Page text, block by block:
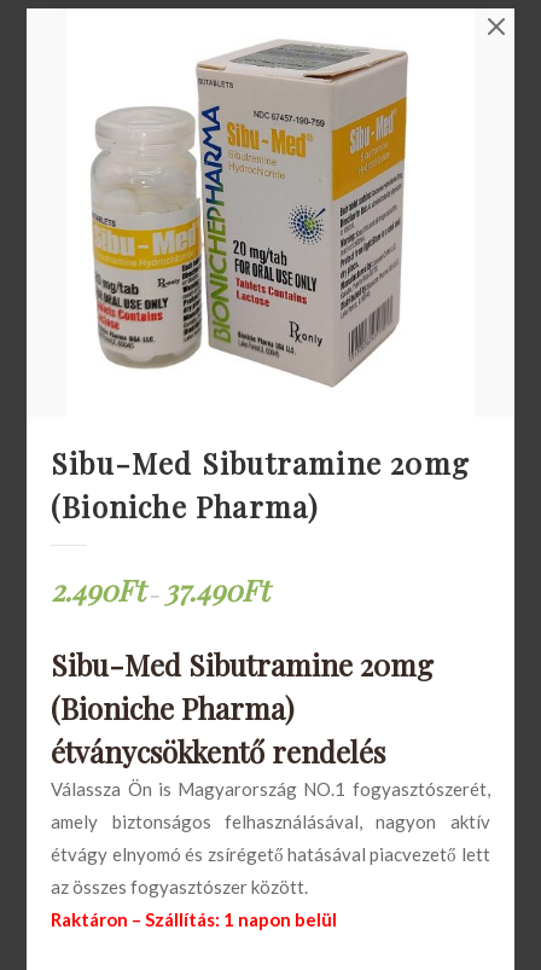
Sibu-Med Sibutramine 20mg
(Bioniche Pharma)
2.490Ft– 37.490Ft
Sibu-Med Sibutramine 20mg
(Bioniche Pharma)
étványcsökkentő rendelés
Válassza Ön is Magyarország NO.1 fogyasztószerét,
amely biztonságos felhasználásával, nagyon aktív
étvágy elnyomó és zsírégető hatásával piacvezető lett
az összes fogyasztószer között.
Raktáron – Szállítás: 1 napon belül
zsírégető szereket alkalmazni. Ezt sokan
kihasználják és nem eredeti termékeket
forgalmaznak. Tiromel 25mcg eladó más
felületen is, sokszor nagyon kedvező áron.
Ennek viszont ne dőljön be, valószínűleg
hamisítvánnyalvan dolga. Ezekkel a
szerekkel biztosan nem tud lefogyni, de még
az egészségére is veszélyesek lehetnek.
Készítettünk egy tájékoztató anyagot ,
mellyel segítünk Önnek a hamis webáruházak
felismerésében. Vigyázat, a csalók nagyon
25mcg vásárlás előtt nyugodtan keresse
Ügyfélszolgálatunkat, akik segítségére
lesznek. Természetesen nem csak a
kérdésben is állnak az Ön rendelkezésére.
nátrium) pajzsmirigy hormont tartalmazó
tabletta. Segítségével hasznosabb a
tápanyagok felszívódása a sejtekbe. Így
hatékonyan használja az anaerob energia
felhasználására, a bevitt energia sokkal
jobban hasznosul. Segítségével a zsírok, a
szénhidrátok és a fehérjék is sokkal